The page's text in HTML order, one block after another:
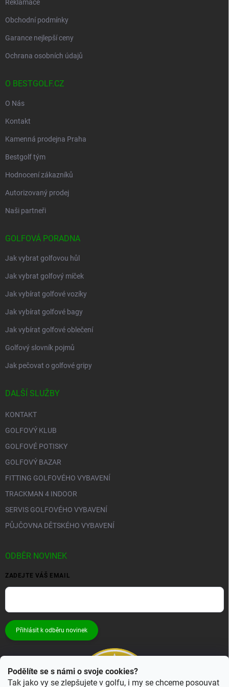
Podělíte se s námi o svoje cookies?
Tak jako vy se zlepšujete v golfu, i my se chceme posouvat
Reklamace
Obchodní podmínky
Garance nejlepší ceny
Ochrana osobních údajů
O BESTGOLF.CZ
O Nás
Kontakt
Kamenná prodejna Praha
Bestgolf tým
Hodnocení zákazníků
Autorizovaný prodej
Naši partneři
GOLFOVÁ PORADNA
Jak vybrat golfovou hůl
Jak vybrat golfový míček
Jak vybírat golfové vozíky
Jak vybírat golfové bagy
Jak vybírat golfové oblečení
Golfový slovník pojmů
Jak pečovat o golfové gripy
DALŠÍ SLUŽBY
KONTAKT
GOLFOVÝ KLUB
GOLFOVÉ POTISKY
GOLFOVÝ BAZAR
FITTING GOLFOVÉHO VYBAVENÍ
TRACKMAN 4 INDOOR
SERVIS GOLFOVÉHO VYBAVENÍ
PŮJČOVNA DĚTSKÉHO VYBAVENÍ
ODBĚR NOVINEK
ZADEJTE VÁŠ EMAIL
Přihlásit k odběru novinek